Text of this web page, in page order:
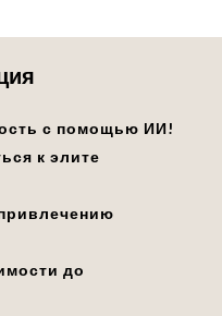
с помощью ИИ!
к элите
до